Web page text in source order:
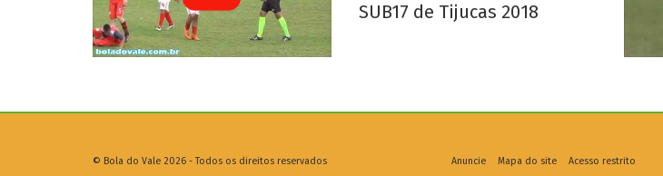
SUB17 de Tijucas 2018
© Bola do Vale 2026 - Todos os direitos reservados Anuncie Mapa do site Acesso restrito